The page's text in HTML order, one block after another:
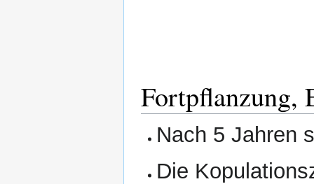
Fortpflanzung,
Nach 5 Jahren
Die